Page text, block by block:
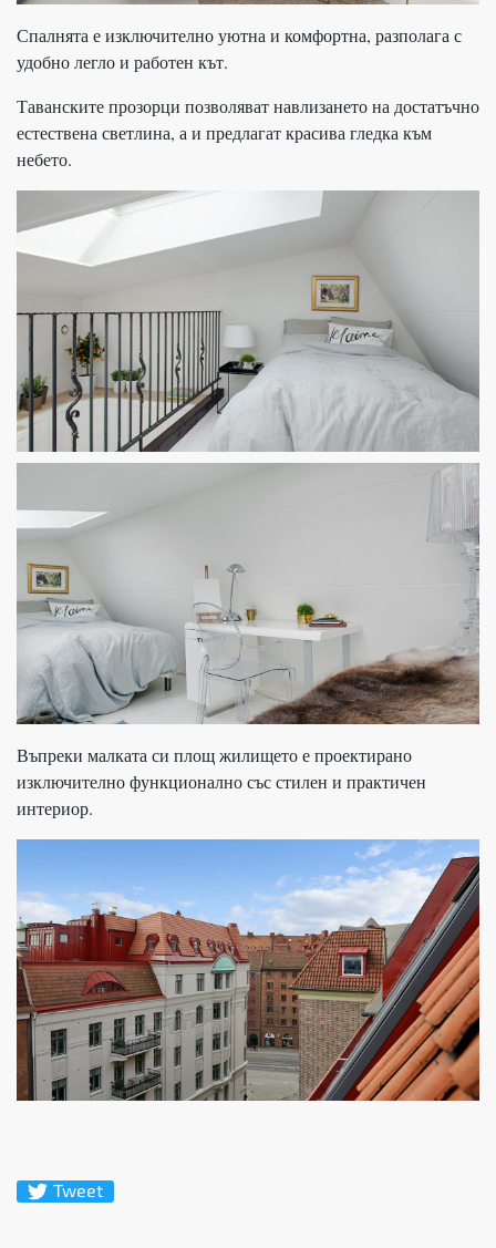
Спалнята е изключително уютна и комфортна, разполага с
удобно легло и работен кът.
Таванските прозорци позволяват навлизането на достатъчно
естествена светлина, а и предлагат красива гледка към
небето.
Въпреки малката си площ жилището е проектирано
изключително функционално със стилен и практичен
интериор.
Tweet